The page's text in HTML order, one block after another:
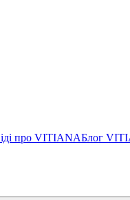
про VITIANAБлог